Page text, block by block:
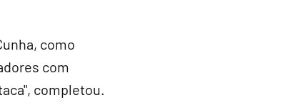
como
com
completou.